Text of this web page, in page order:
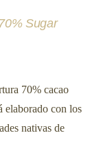
Sugar
70% cacao
elaborado con los
nativas de